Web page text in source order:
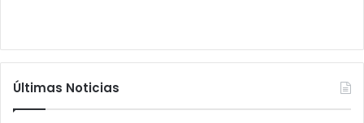
Últimas Noticias